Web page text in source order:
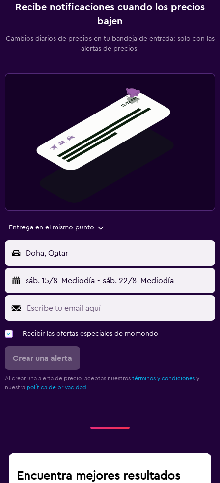
Recibe notificaciones cuando los precios
bajen
Cambios diarios de precios en tu bandeja de entrada: solo con las
alertas de precios.
Entrega en el mismo punto
Doha, Qatar
sáb. 15/8 Mediodía - sáb. 22/8 Mediodía
Recibir las ofertas especiales de momondo
Crear una alerta
Al crear una alerta de precio, aceptas nuestros términos y condiciones y
nuestra política de privacidad..
Encuentra mejores resultados